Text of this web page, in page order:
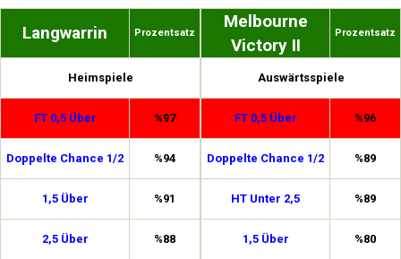
Langwarrin Prozentsatz
Heimspiele
FT 0,5 Über %97
Doppelte Chance 1/2 %94
1,5 Über %91
2,5 Über %88
Melbourne
Victory II
Prozentsatz
Auswärtsspiele
FT 0,5 Über %96
Doppelte Chance 1/2 %89
HT Unter 2,5 %89
1,5 Über %80